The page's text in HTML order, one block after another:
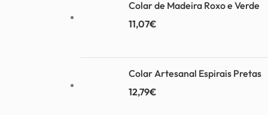
Colar de Madeira Roxo e Verde
11,07€
Colar Artesanal Espirais Pretas
12,79€